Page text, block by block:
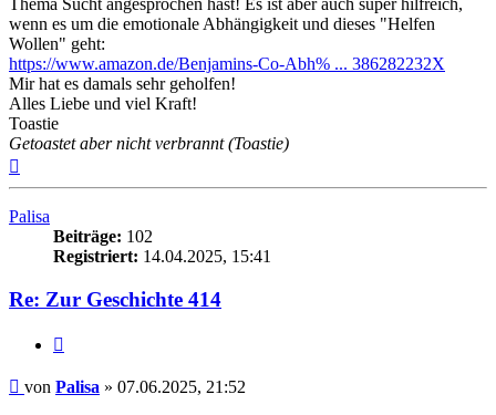
Thema Sucht angesprochen hast! Es ist aber auch super hilfreich,
wenn es um die emotionale Abhängigkeit und dieses "Helfen
Wollen" geht:
https://www.amazon.de/Benjamins-Co-Abh% ... 386282232X
Mir hat es damals sehr geholfen!
Alles Liebe und viel Kraft!
Toastie
Getoastet aber nicht verbrannt (Toastie)
Palisa
Beiträge: 102
Registriert: 14.04.2025, 15:41
Re: Zur Geschichte 414
Beitrag
von Palisa » 07.06.2025, 21:52